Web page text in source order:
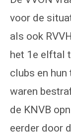
voor de
als ook
het 1e elftal
clubs en
waren
de KNVB
eerder door